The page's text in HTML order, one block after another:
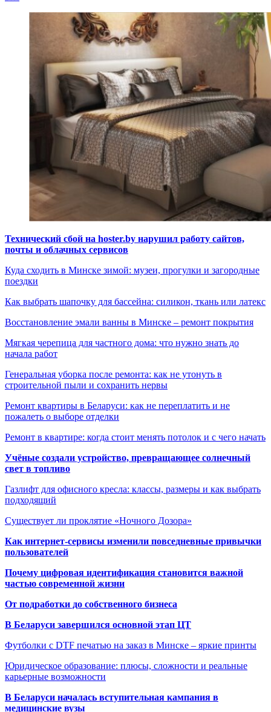
Технический сбой на hoster.by нарушил работу сайтов,
почты и облачных сервисов
Куда сходить в Минске зимой: музеи, прогулки и загородные
поездки
Как выбрать шапочку для бассейна: силикон, ткань или латекс
Восстановление эмали ванны в Минске – ремонт покрытия
Мягкая черепица для частного дома: что нужно знать до
начала работ
Генеральная уборка после ремонта: как не утонуть в
строительной пыли и сохранить нервы
Ремонт квартиры в Беларуси: как не переплатить и не
пожалеть о выборе отделки
Ремонт в квартире: когда стоит менять потолок и с чего начать
Учёные создали устройство, превращающее солнечный
свет в топливо
Газлифт для офисного кресла: классы, размеры и как выбрать
подходящий
Существует ли проклятие «Ночного Дозора»
Как интернет-сервисы изменили повседневные привычки
пользователей
Почему цифровая идентификация становится важной
частью современной жизни
От подработки до собственного бизнеса
В Беларуси завершился основной этап ЦТ
Футболки с DTF печатью на заказ в Минске – яркие принты
Юридическое образование: плюсы, сложности и реальные
карьерные возможности
В Беларуси началась вступительная кампания в
медицинские вузы